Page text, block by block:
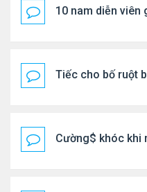
10 nam diễn viên
Tiếc cho bố ruột
Cường$ khóc khi